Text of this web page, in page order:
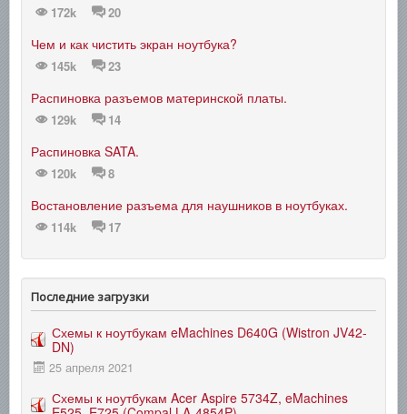
172k 20
Чем и как чистить экран ноутбука?
145k 23
Распиновка разъемов материнской платы.
129k 14
Распиновка SATA.
120k 8
Востановление разъема для наушников в ноутбуках.
114k 17
Последние загрузки
Схемы к ноутбукам eMachines D640G (Wistron JV42-
DN)
25 апреля 2021
Схемы к ноутбукам Acer Aspire 5734Z, eMachines